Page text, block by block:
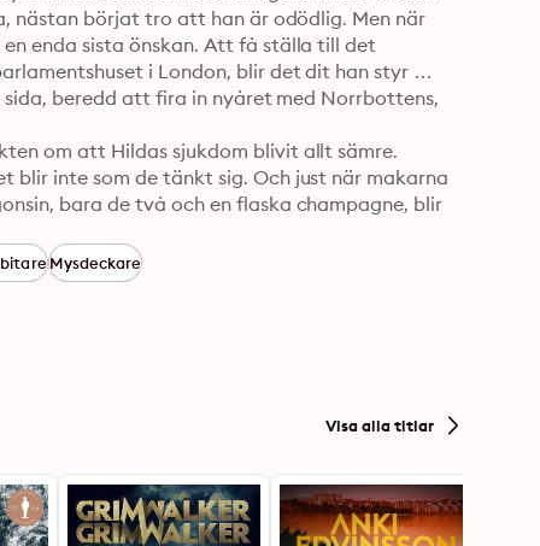
nästan börjat tro att han är odödlig. Men när
enda sista önskan. Att få ställa till det
i London, blir det dit han styr
beredd att fira in nyåret med Norrbottens,
om att Hildas sjukdom blivit allt sämre.
blir inte som de tänkt sig. Och just när makarna
bara de två och en flaska champagne, blir
familj – inträffar det allra värsta som kan
Mysdeckare
Visa alla titlar